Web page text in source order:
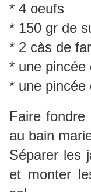
* 4 oeufs
* 150 gr de
* 2 càs de
* une pincée
* une pincée
Faire
au bain
Séparer les
et monter